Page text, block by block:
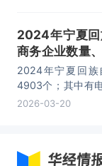
务销售额为
增长44.6%。
2024年宁夏
商务企业数量
额统计分析
2024年宁夏回族
4903个；其中有
的企业有541个。
增长35.18%。
2026-03-20